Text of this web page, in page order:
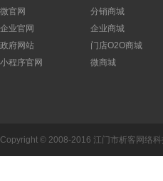
微官网
企业官网
政府网站
小程序官网
分销商城
企业商城
门店O2O商城
微商城
Copyright © 2008-2016 江门市析客网